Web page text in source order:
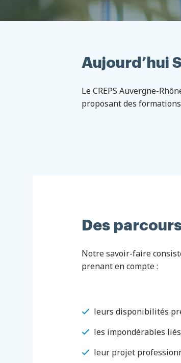
Aujourd’hui
Le CREPS Auvergne-
proposant des
Des
Notre savoir-faire
prenant en compte :
leurs disponibilités
les impondérables
leur projet